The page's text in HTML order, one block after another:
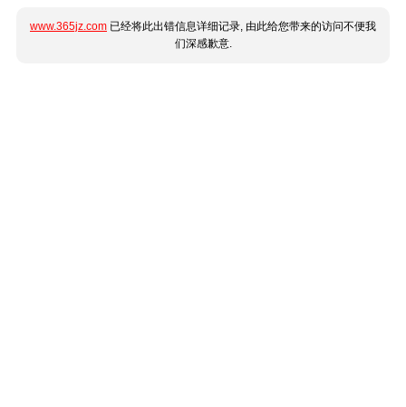
www.365jz.com 已经将此出错信息详细记录, 由此给您带来的访问不便我
们深感歉意.